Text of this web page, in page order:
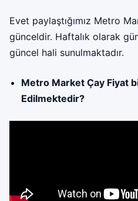
Evet paylaştığımız Metro
günceldir. Haftalık olarak
güncel hali sunulmaktadır.
Metro Market Çay Fiyat
Edilmektedir?